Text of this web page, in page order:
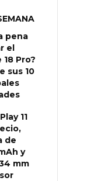
pena
el
18 Pro?
sus 10
11
de
y
mm